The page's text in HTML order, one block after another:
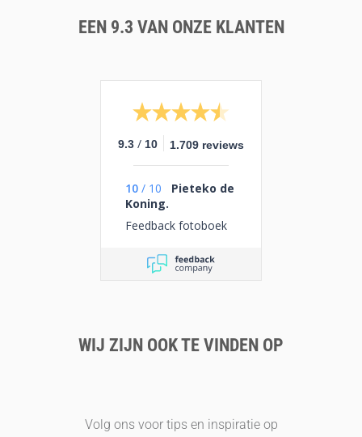
EEN 9.3 VAN ONZE KLANTEN
9.3 / 10 1.709 reviews
10 / 10
Pieteko de
Koning.
Feedback fotoboek
WIJ ZIJN OOK TE VINDEN OP
Volg ons voor tips en inspiratie op